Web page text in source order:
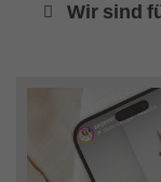
Wir sind